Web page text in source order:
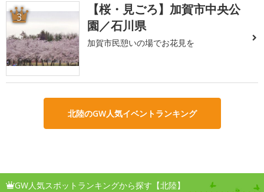
3
【桜・見ごろ】加賀市中央公
園／石川県
加賀市民憩いの場でお花見を
北陸のGW人気イベントランキング
GW人気スポットランキングから探す【北陸】